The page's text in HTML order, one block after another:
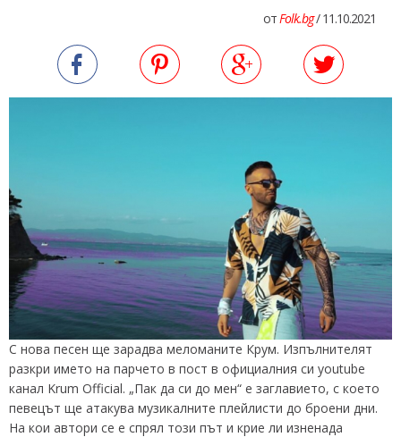
отFolk.bg/ 11.10.2021
С нова песен ще зарадва меломаните Крум. Изпълнителят
разкри името на парчето в пост в официалния си youtube
канал Krum Official. „Пак да си до мен“ е заглавието, с което
певецът ще атакува музикалните плейлисти до броени дни.
На кои автори се е спрял този път и крие ли изненада